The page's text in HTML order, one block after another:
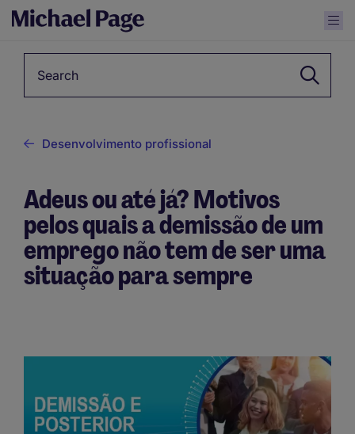
Desenvolvimento profissional
Adeus ou até já? Motivos
pelos quais a demissão de um
emprego não tem de ser uma
situação para sempre